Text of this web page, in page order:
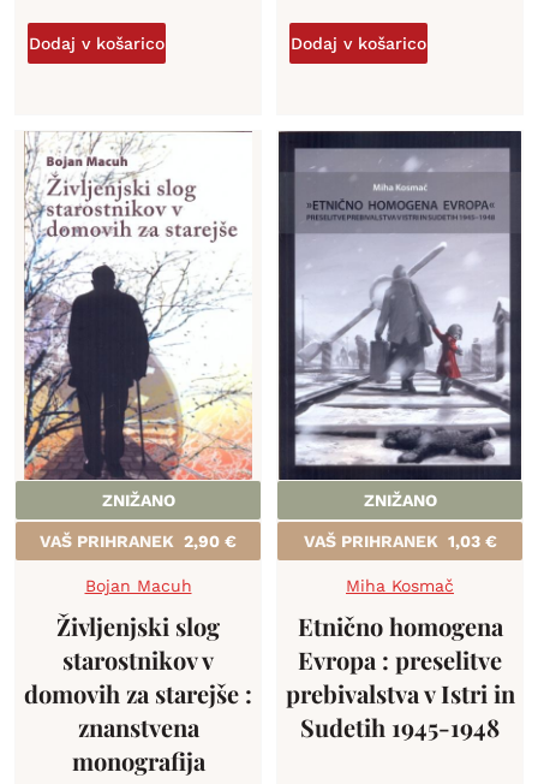
Dodaj v košarico Dodaj v košarico
ZNIŽANO
VAŠ PRIHRANEK 2,90 €
Bojan Macuh
Življenjski slog
starostnikov v
domovih za starejše :
znanstvena
monografija
ZNIŽANO
VAŠ PRIHRANEK 1,03 €
Miha Kosmač
Etnično homogena
Evropa : preselitve
prebivalstva v Istri in
Sudetih 1945-1948